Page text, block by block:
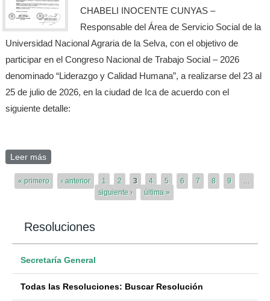
CHABELI INOCENTE CUNYAS –
Responsable del Área de Servicio Social de la
Universidad Nacional Agraria de la Selva, con el objetivo de
participar en el Congreso Nacional de Trabajo Social – 2026
denominado “Liderazgo y Calidad Humana”, a realizarse del 23 al
25 de julio de 2026, en la ciudad de Ica de acuerdo con el
siguiente detalle:
Leer más
Páginas
« primero ‹ anterior 1 2 3 4 5 6 7 8 9
siguiente ›
última »
Resoluciones
Secretaría General
Todas las Resoluciones: Buscar Resolución